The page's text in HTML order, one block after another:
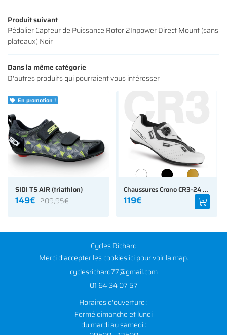
Produit suivant
Pédalier Capteur de Puissance Rotor 2Inpower Direct Mount (sans
plateaux) Noir
Dans la même catégorie
D'autres produits qui pourraient vous intéresser
 En promotion !
SIDI T5 AIR (triathlon)
149€ 209,95€
Chaussures Crono CR3-24 Composit
119€
Cycles Richard
Merci d'accepter les cookiesicipour voir la map.
01 64 34 07 57
Horaires d'ouverture :
Fermé dimanche et lundi
du mardi au samedi :